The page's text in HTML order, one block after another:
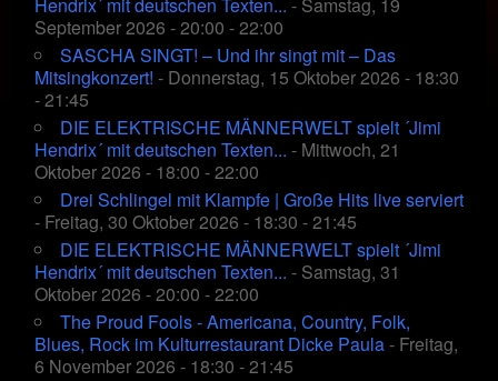
Hendrix´ mit deutschen Texten... - Samstag, 19
September 2026 - 20:00 - 22:00
SASCHA SINGT! – Und ihr singt mit – Das
Mitsingkonzert! - Donnerstag, 15 Oktober 2026 - 18:30
- 21:45
DIE ELEKTRISCHE MÄNNERWELT spielt ´Jimi
Hendrix´ mit deutschen Texten... - Mittwoch, 21
Oktober 2026 - 18:00 - 22:00
Drei Schlingel mit Klampfe | Große Hits live serviert
- Freitag, 30 Oktober 2026 - 18:30 - 21:45
DIE ELEKTRISCHE MÄNNERWELT spielt ´Jimi
Hendrix´ mit deutschen Texten... - Samstag, 31
Oktober 2026 - 20:00 - 22:00
The Proud Fools - Americana, Country, Folk,
Blues, Rock im Kulturrestaurant Dicke Paula- Freitag,
6 November 2026 - 18:30 - 21:45